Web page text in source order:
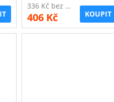
336 Kč bez DPH
406 Kč KOUPIT